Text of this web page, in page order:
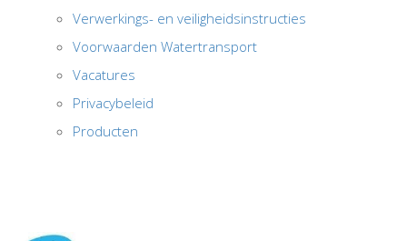
Verwerkings- en veiligheidsinstructies
Voorwaarden Watertransport
Vacatures
Privacybeleid
Producten